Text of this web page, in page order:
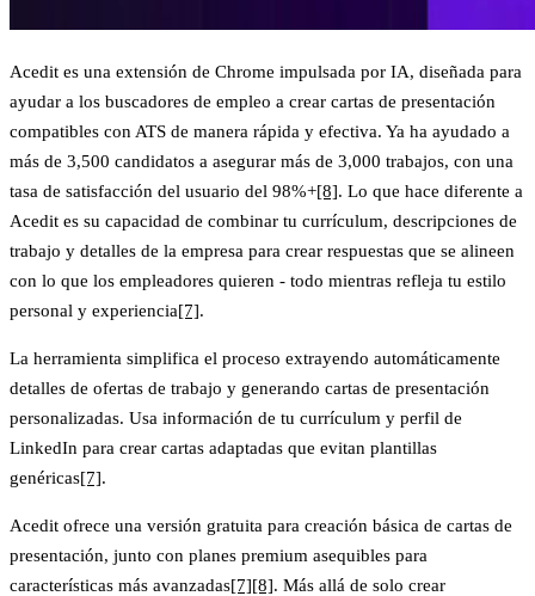
Acedit es una extensión de Chrome impulsada por IA, diseñada para
ayudar a los buscadores de empleo a crear cartas de presentación
compatibles con ATS de manera rápida y efectiva. Ya ha ayudado a
más de 3,500 candidatos a asegurar más de 3,000 trabajos, con una
tasa de satisfacción del usuario del 98%+[8]. Lo que hace diferente a
Acedit es su capacidad de combinar tu currículum, descripciones de
trabajo y detalles de la empresa para crear respuestas que se alineen
con lo que los empleadores quieren - todo mientras refleja tu estilo
personal y experiencia[7].
La herramienta simplifica el proceso extrayendo automáticamente
detalles de ofertas de trabajo y generando cartas de presentación
personalizadas. Usa información de tu currículum y perfil de
LinkedIn para crear cartas adaptadas que evitan plantillas
genéricas[7].
Acedit ofrece una versión gratuita para creación básica de cartas de
presentación, junto con planes premium asequibles para
características más avanzadas[7][8]. Más allá de solo crear